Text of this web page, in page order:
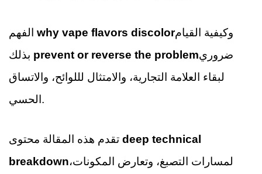
why vape flavors discolorوكيفية القيام
prevent or reverse the problemضروري
لبقاء العلامة التجارية، والامتثال لللوائح، والاتساق
الحسي.
deep technical
breakdownلمسارات التصبغ، وتعارض المكونات،